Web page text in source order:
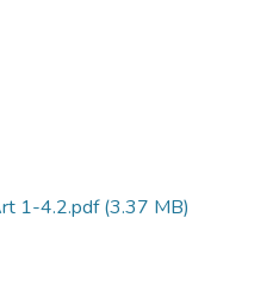
1-4.2.pdf(3.37 MB)